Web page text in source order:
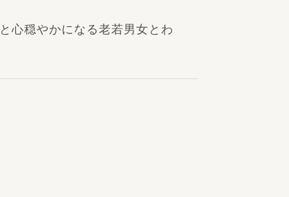
心穏やかになる老若男女とわ